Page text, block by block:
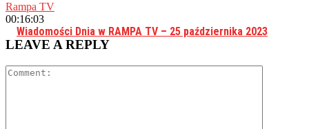
Rampa TV
00:16:03
Wiadomości Dnia w RAMPA TV – 25 października 2023
LEAVE A REPLY